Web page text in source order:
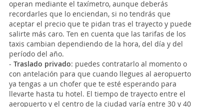
operan mediante el taxímetro, aunque deberás
recordarles que lo enciendan, si no tendrás que
aceptar el precio que te pidan tras el trayecto y puede
salirte más caro. Ten en cuenta que las tarifas de los
taxis cambian dependiendo de la hora, del día y del
período del año.
- Traslado privado: puedes contratarlo al momento o
con antelación para que cuando llegues al aeropuerto
ya tengas a un chofer que te esté esperando para
llevarte hasta tu hotel. El tiempo de trayecto entre el
aeropuerto y el centro de la ciudad varía entre 30 y 40